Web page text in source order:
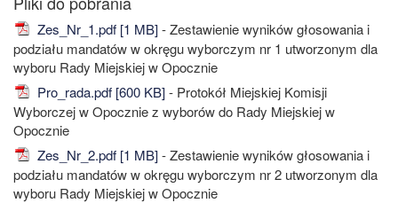
Zes_Nr_1.pdf [1 MB]- Zestawienie wyników głosowania i
podziału mandatów w okręgu wyborczym nr 1 utworzonym dla
wyboru Rady Miejskiej w Opocznie
Pro_rada.pdf [600 KB]- Protokół Miejskiej Komisji
Wyborczej w Opocznie z wyborów do Rady Miejskiej w
Opocznie
Zes_Nr_2.pdf [1 MB]- Zestawienie wyników głosowania i
podziału mandatów w okręgu wyborczym nr 2 utworzonym dla
wyboru Rady Miejskiej w Opocznie